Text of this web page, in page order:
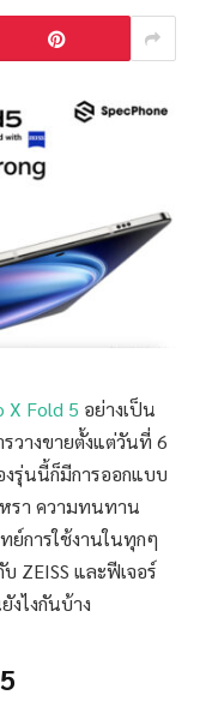
X Fold 5 อย่างเป็น
วางขายตั้งแต่วันที่ 6
งรุ่นนี้ก็มีการออกแบบ
รา ความทนทาน
ย์การใช้งานในทุกๆ
ZEISS และฟีเจอร์
งไงกันบ้าง